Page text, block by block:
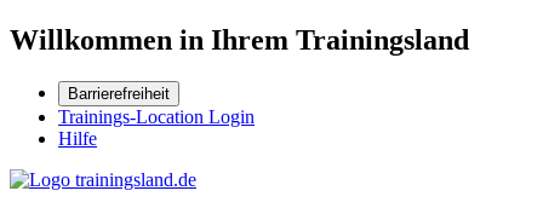
Willkommen in Ihrem Trainingsland
Barrierefreiheit
Trainings-Location Login
Hilfe